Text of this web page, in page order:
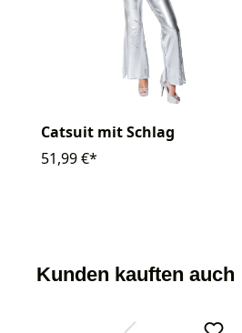
Catsuit mit Schlag
51,99 €*
Kunden kauften auch